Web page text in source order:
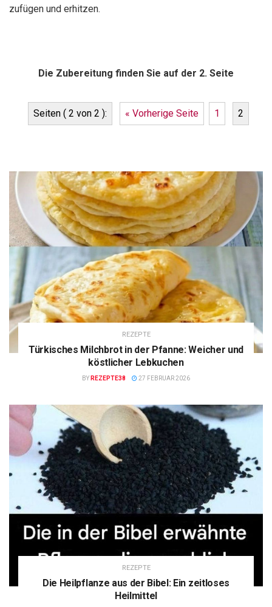
zufügen und erhitzen.
Die Zubereitung finden Sie auf der 2. Seite
Seiten ( 2 von 2 ): « Vorherige Seite 1 2
REZEPTE
Türkisches Milchbrot in der Pfanne: Weicher und
köstlicher Lebkuchen
BY REZEPTE38 27 FEBRUAR 2026
REZEPTE
Die Heilpflanze aus der Bibel: Ein zeitloses
Heilmittel